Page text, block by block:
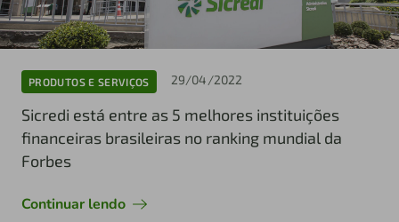
PRODUTOS E SERVIÇOS 29/04/2022
Sicredi está entre as 5 melhores instituições
financeiras brasileiras no ranking mundial da
Forbes
Continuar lendo